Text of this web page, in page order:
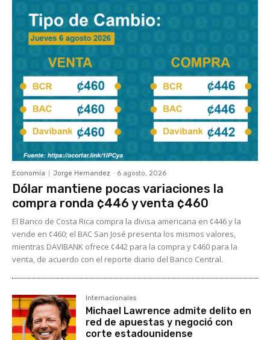
Economía Jorge Hernandez - 6 agosto, 2026
Dólar mantiene pocas variaciones la
compra ronda ¢446 y venta ¢460
El Banco de Costa Rica compra la divisa americana en ¢446 y la
vende en ¢460; el BAC San José presenta los mismos valores,
mientras DAVIBANK ofrece ¢442 para la compra y ¢460 para la
venta, de acuerdo con el reporte diario del Banco Central.
Internacionales
Michael Lawrence admite delito en
red de apuestas y negoció con
corte estadounidense